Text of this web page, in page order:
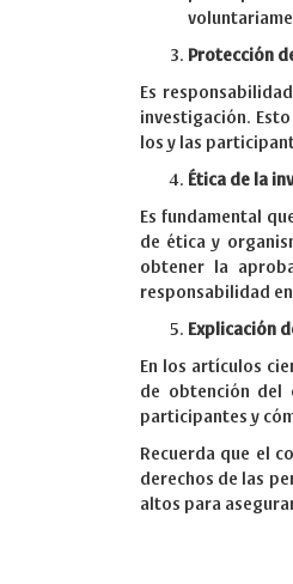
Protección
Es
investigación.
los y las
Ética de la
Es fundamental
de ética y
obtener la
responsabilidad
Explicación
En los artículos
de obtención del
participantes y
Recuerda que el
derechos de las
altos para